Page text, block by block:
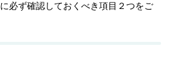
必ず確認しておくべき項目２つをご